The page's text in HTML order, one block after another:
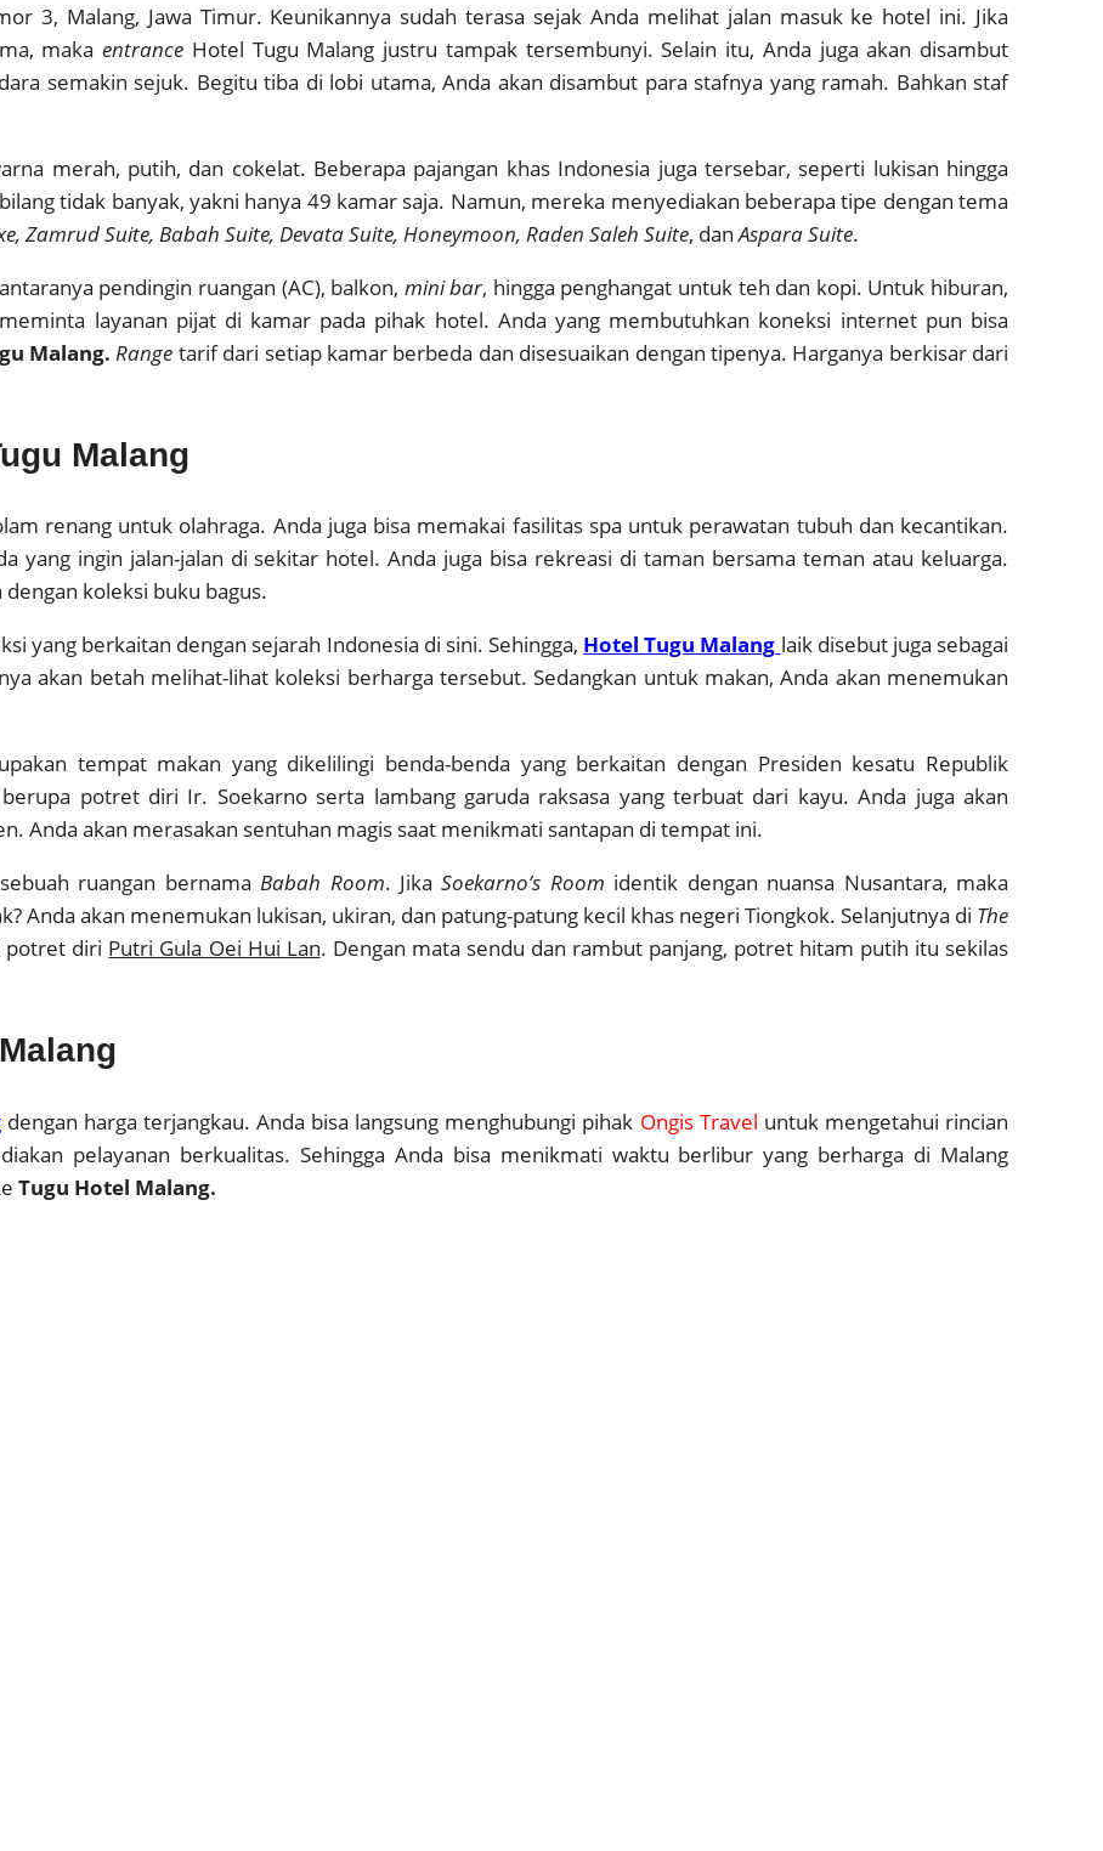
3, Malang, Jawa Timur. Keunikannya sudah terasa sejak Anda melihat jalan masuk ke hotel ini. Jika
maka entrance Hotel Tugu Malang justru tampak tersembunyi. Selain itu, Anda juga akan disambut
semakin sejuk. Begitu tiba di lobi utama, Anda akan disambut para stafnya yang ramah. Bahkan staf
merah, putih, dan cokelat. Beberapa pajangan khas Indonesia juga tersebar, seperti lukisan hingga
tidak banyak, yakni hanya 49 kamar saja. Namun, mereka menyediakan beberapa tipe dengan tema
Zamrud Suite, Babah Suite, Devata Suite, Honeymoon, Raden Saleh Suite, danAspara Suite.
pendingin ruangan (AC), balkon, mini bar, hingga penghangat untuk teh dan kopi. Untuk hiburan,
layanan pijat di kamar pada pihak hotel. Anda yang membutuhkan koneksi internet pun bisa
Malang. Range tarif dari setiap kamar berbeda dan disesuaikan dengan tipenya. Harganya berkisar dari
Malang
renang untuk olahraga. Anda juga bisa memakai fasilitas spa untuk perawatan tubuh dan kecantikan.
yang ingin jalan-jalan di sekitar hotel. Anda juga bisa rekreasi di taman bersama teman atau keluarga.
koleksi buku bagus.
yang berkaitan dengan sejarah Indonesia di sini. Sehingga, Hotel Tugu Malang laik disebut juga sebagai
akan betah melihat-lihat koleksi berharga tersebut. Sedangkan untuk makan, Anda akan menemukan
tempat makan yang dikelilingi benda-benda yang berkaitan dengan Presiden kesatu Republik
potret diri Ir. Soekarno serta lambang garuda raksasa yang terbuat dari kayu. Anda juga akan
Anda akan merasakan sentuhan magis saat menikmati santapan di tempat ini.
ruangan bernamaBabah Room. JikaSoekarno’s Room identik dengan nuansa Nusantara, maka
Anda akan menemukan lukisan, ukiran, dan patung-patung kecil khas negeri Tiongkok. Selanjutnya di The
potret diri Putri Gula Oei Hui Lan. Dengan mata sendu dan rambut panjang, potret hitam putih itu sekilas
dengan harga terjangkau. Anda bisa langsung menghubungi pihak Ongis Travel untuk mengetahui rincian
pelayanan berkualitas. Sehingga Anda bisa menikmati waktu berlibur yang berharga di Malang
Tugu Hotel Malang.